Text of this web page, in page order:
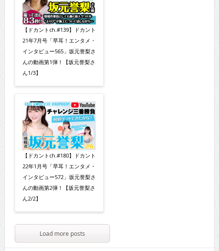
【ドカントch.#139】ドカント
21年7月号「早耳！エンタメ・
インタビュー565」坂元誉梨さ
んの動画第1弾！【坂元誉梨さ
ん1/3】
【ドカントch.#180】ドカント
22年1月号「早耳！エンタメ・
インタビュー572」坂元誉梨さ
んの動画第2弾！【坂元誉梨さ
ん2/2】
Load more posts